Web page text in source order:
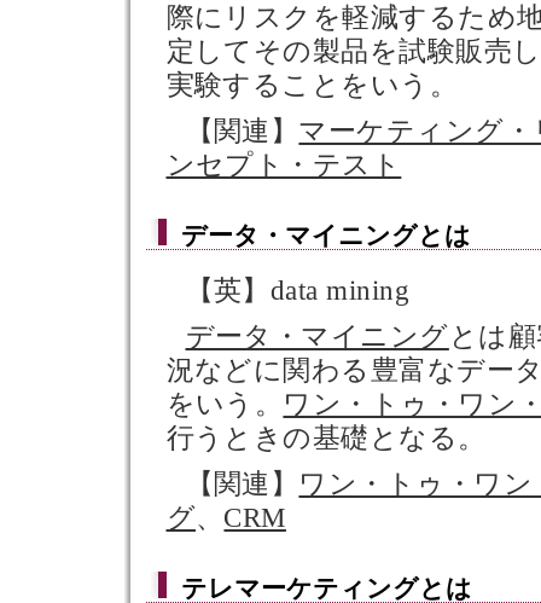
際にリスクを軽減するため
定してその製品を試験販売
実験することをいう。
【関連】 マーケティング・
ンセプト・テスト
データ・マイニングとは
【英】data mining
データ・マイニング とは
況などに関わる豊富なデー
をいう。
ワン・トゥ・ワン
行うときの基礎となる。
【関連】
ワン・トゥ・ワ
グ、 CRM
テレマーケティングとは